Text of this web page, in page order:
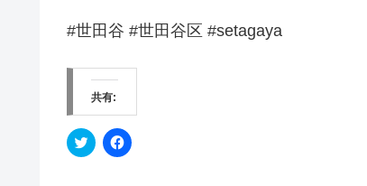
#世田谷 #世田谷区 #setagaya
共有:
ク
リ
F
a